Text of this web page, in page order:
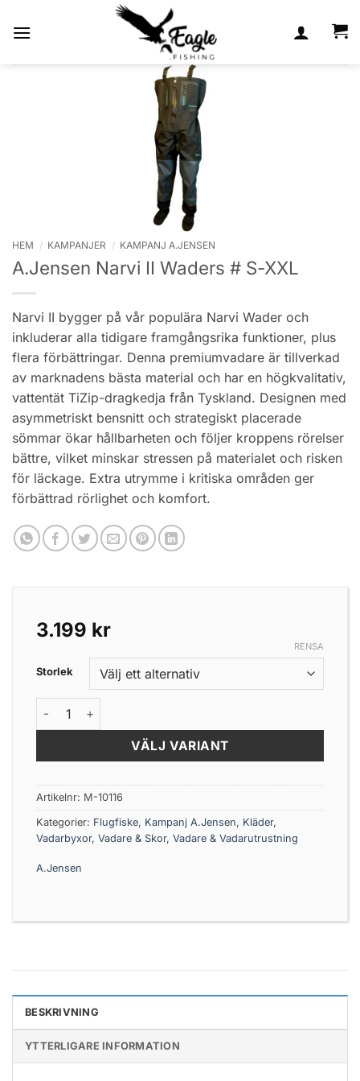
HEM / KAMPANJER / KAMPANJ A.JENSEN
A.Jensen Narvi II Waders # S-XXL
Narvi II bygger på vår populära Narvi Wader och
inkluderar alla tidigare framgångsrika funktioner, plus
flera förbättringar. Denna premiumvadare är tillverkad
av marknadens bästa material och har en högkvalitativ,
vattentät TiZip-dragkedja från Tyskland. Designen med
asymmetriskt bensnitt och strategiskt placerade
sömmar ökar hållbarheten och följer kroppens rörelser
bättre, vilket minskar stressen på materialet och risken
för läckage. Extra utrymme i kritiska områden ger
förbättrad rörlighet och komfort.
3.199 kr
Storlek
RENSA
A.Jensen Narvi II Waders # S-XXL mängd
VÄLJ VARIANT
Artikelnr: M-10116
Kategorier: Flugfiske, Kampanj A.Jensen, Kläder,
Vadarbyxor, Vadare & Skor, Vadare & Vadarutrustning
A.Jensen
BESKRIVNING
YTTERLIGARE INFORMATION